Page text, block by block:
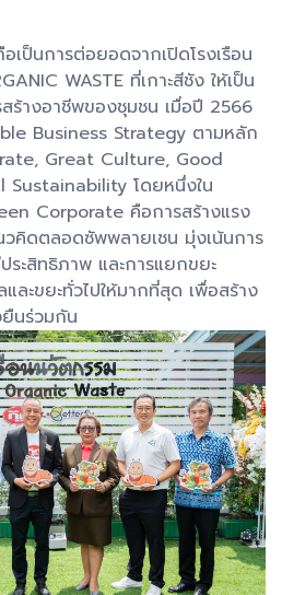
เป็นการต่อยอดจากเปิดโรงเรือน
WASTE ที่เกาะสีชัง ให้เป็น
ร้างอาชีพของชุมชน เมื่อปี 2566
Business Strategy ตามหลัก
Great Culture, Good
Sustainability โดยหนึ่งใน
Corporate คือการสร้างแรง
วคิดตลอดซัพพลายเชน มุ่งเน้นการ
ะสิทธิภาพ และการแยกขยะ
ละขยะทั่วไปให้มากที่สุด เพื่อสร้าง
นร่วมกัน